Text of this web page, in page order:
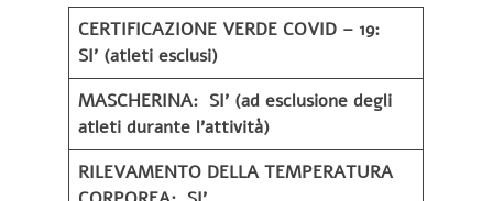
CERTIFICAZIONE VERDE COVID – 19:
SI’ (atleti esclusi)
MASCHERINA: SI’ (ad esclusione degli
atleti durante l’attività)
RILEVAMENTO DELLA TEMPERATURA